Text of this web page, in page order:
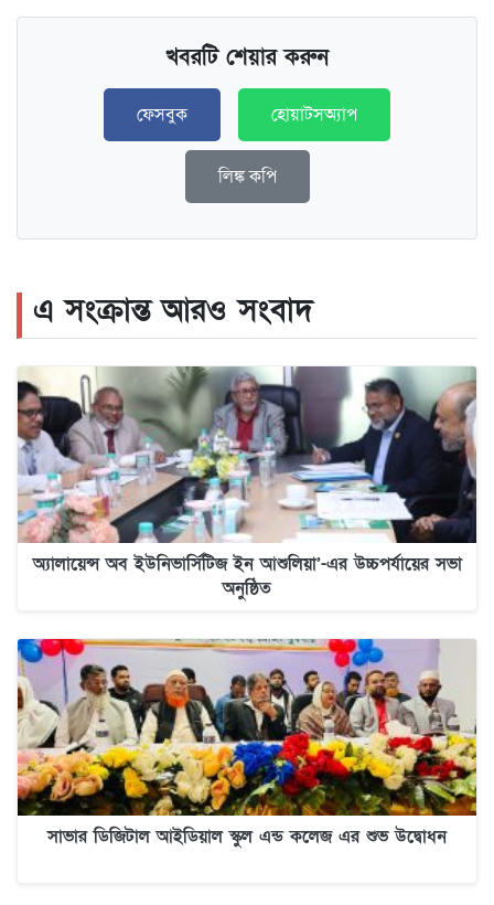
খবরটি শেয়ার করুন
ফেসবুক হোয়াটসঅ্যাপ
লিঙ্ক কপি
এ সংক্রান্ত আরও সংবাদ
অ্যালায়েন্স অব ইউনিভার্সিটিজ ইন আশুলিয়া’-এর উচ্চপর্যায়ের সভা
অনুষ্ঠিত
সাভার ডিজিটাল আইডিয়াল স্কুল এন্ড কলেজ এর শুভ উদ্বোধন